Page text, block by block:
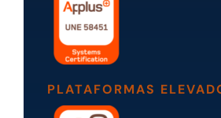
PLATAFORMAS